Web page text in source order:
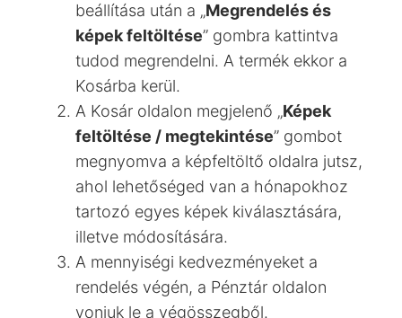
beállítása után a „Megrendelés és
képek feltöltése” gombra kattintva
tudod megrendelni. A termék ekkor a
Kosárba kerül.
A Kosár oldalon megjelenő „Képek
feltöltése / megtekintése” gombot
megnyomva a képfeltöltő oldalra jutsz,
ahol lehetőséged van a hónapokhoz
tartozó egyes képek kiválasztására,
illetve módosítására.
A mennyiségi kedvezményeket a
rendelés végén, a Pénztár oldalon
vonjuk le a végösszegből.